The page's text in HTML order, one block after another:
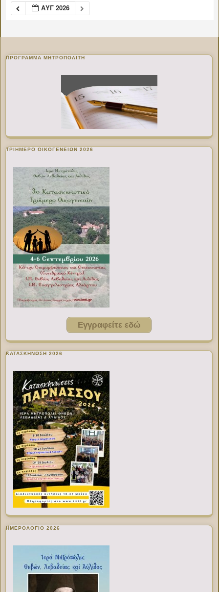
ΑΥΓ 2026
ΠΡΌΓΡΑΜΜΑ ΜΗΤΡΟΠΟΛΊΤΗ
ΤΡΙΗΜΕΡΟ ΟΙΚΟΓΕΝΕΙΩΝ 2026
Εγγραφείτε εδώ
ΚΑΤΑΣΚΗΝΩΣΗ 2026
ΗΜΕΡΟΛΟΓΙΟ 2026